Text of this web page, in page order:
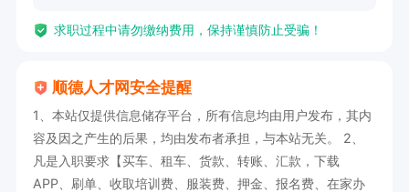
求职过程中请勿缴纳费用，保持谨慎防止受骗！
顺德人才网安全提醒
1、本站仅提供信息储存平台，所有信息均由用户发布，其内
容及因之产生的后果，均由发布者承担，与本站无关。 2、
凡是入职要求【买车、租车、货款、转账、汇款，下载
APP、刷单、收取培训费、服装费、押金、报名费、在家办